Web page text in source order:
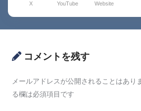
X YouTube Website
コメントを残す
メールアドレスが公開されることはあり
る欄は必須項目です